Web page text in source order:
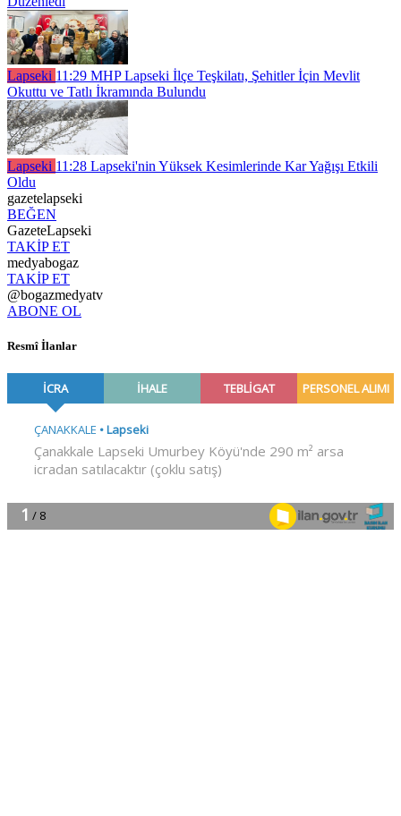
Lapseki 11:29 MHP Lapseki İlçe Teşkilatı, Şehitler İçin Mevlit
Okuttu ve Tatlı İkramında Bulundu
Lapseki 11:28 Lapseki'nin Yüksek Kesimlerinde Kar Yağışı Etkili
Oldu
gazetelapseki
BEĞEN
GazeteLapseki
TAKİP ET
medyabogaz
TAKİP ET
@bogazmedyatv
ABONE OL
Resmî İlanlar